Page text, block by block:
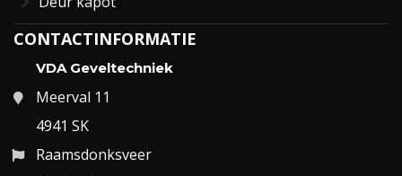
CONTACTINFORMATIE
VDA Geveltechniek
Meerval 11
4941 SK
Raamsdonksveer